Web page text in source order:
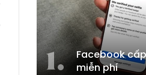
Facebook
miễn phí